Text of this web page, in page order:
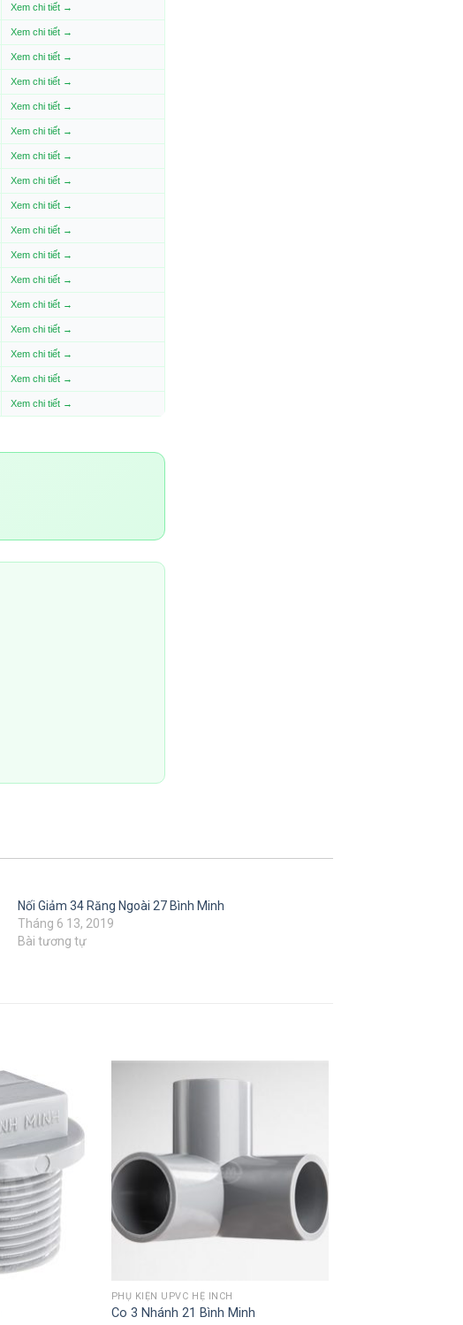
Xem chi tiết →
Xem chi tiết →
Xem chi tiết →
Xem chi tiết →
Xem chi tiết →
Xem chi tiết →
Xem chi tiết →
Xem chi tiết →
Xem chi tiết →
Xem chi tiết →
Xem chi tiết →
Xem chi tiết →
Xem chi tiết →
Xem chi tiết →
Xem chi tiết →
Xem chi tiết →
Xem chi tiết →
Nối Giảm 34 Răng Ngoài 27 Bình Minh
Tháng 6 13, 2019
Bài tương tự
PHỤ KIỆN UPVC HỆ INCH
Co 3 Nhánh 21 Bình Minh